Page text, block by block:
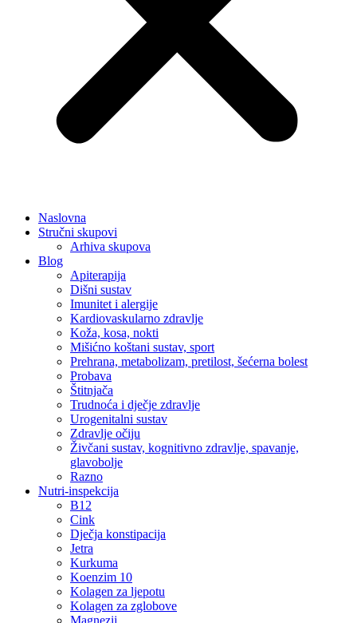
Naslovna
Stručni skupovi
Arhiva skupova
Blog
Apiterapija
Dišni sustav
Imunitet i alergije
Kardiovaskularno zdravlje
Koža, kosa, nokti
Mišićno koštani sustav, sport
Prehrana, metabolizam, pretilost, šećerna bolest
Probava
Štitnjača
Trudnoća i dječje zdravlje
Urogenitalni sustav
Zdravlje očiju
Živčani sustav, kognitivno zdravlje, spavanje,
glavobolje
Razno
Nutri-inspekcija
B12
Cink
Dječja konstipacija
Jetra
Kurkuma
Koenzim 10
Kolagen za ljepotu
Kolagen za zglobove
Magnezij